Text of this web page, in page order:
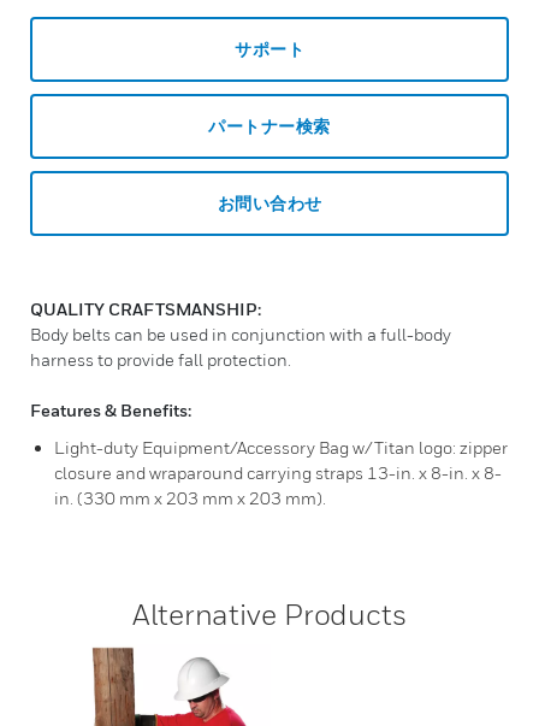
サポート
パートナー検索
お問い合わせ
QUALITY CRAFTSMANSHIP:
Body belts can be used in conjunction with a full-body
harness to provide fall protection.
Features & Benefits:
Light-duty Equipment/Accessory Bag w/Titan logo: zipper
closure and wraparound carrying straps 13-in. x 8-in. x 8-
in. (330 mm x 203 mm x 203 mm).
Alternative Products